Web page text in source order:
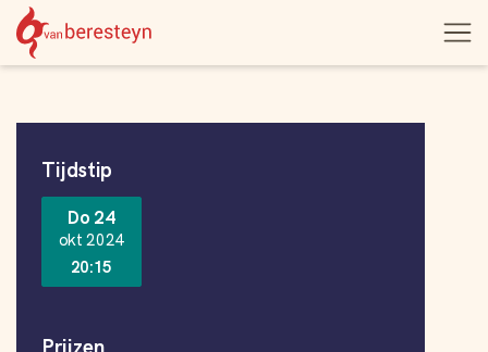
Navigatie
overslaan
Theater
vanBeresteyn
Open
Informatie
Tijdstip
Do 24
okt 2024
20:15
Prijzen